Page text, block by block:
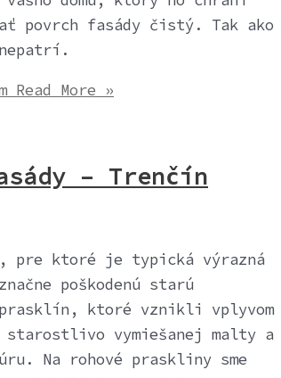
povrch fasády čistý. Tak ako
Read More »
– Trenčín
pre ktoré je typická výrazná
poškodenú starú
prasklín, ktoré vznikli vplyvom
starostlivo vymiešanej malty a
Na rohové praskliny sme